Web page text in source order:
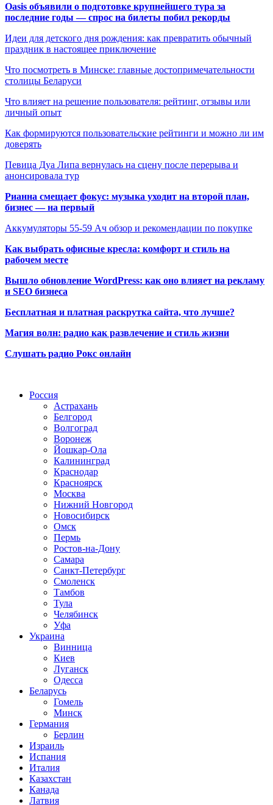
Oasis объявили о подготовке крупнейшего тура за
последние годы — спрос на билеты побил рекорды
Идеи для детского дня рождения: как превратить обычный
праздник в настоящее приключение
Что посмотреть в Минске: главные достопримечательности
столицы Беларуси
Что влияет на решение пользователя: рейтинг, отзывы или
личный опыт
Как формируются пользовательские рейтинги и можно ли им
доверять
Певица Дуа Липа вернулась на сцену после перерыва и
анонсировала тур
Рианна смещает фокус: музыка уходит на второй план,
бизнес — на первый
Аккумуляторы 55-59 Ач обзор и рекомендации по покупке
Как выбрать офисные кресла: комфорт и стиль на
рабочем месте
Вышло обновление WordPress: как оно влияет на рекламу
и SEO бизнеса
Бесплатная и платная раскрутка сайта, что лучше?
Магия волн: радио как развлечение и стиль жизни
Слушать радио Рокс онлайн
Россия
Астрахань
Белгород
Волгоград
Воронеж
Йошкар-Ола
Калининград
Краснодар
Красноярск
Москва
Нижний Новгород
Новосибирск
Омск
Пермь
Ростов-на-Дону
Самара
Санкт-Петербург
Смоленск
Тамбов
Тула
Челябинск
Уфа
Украина
Винница
Киев
Луганск
Одесса
Беларусь
Гомель
Минск
Германия
Берлин
Израиль
Испания
Италия
Казахстан
Канада
Латвия